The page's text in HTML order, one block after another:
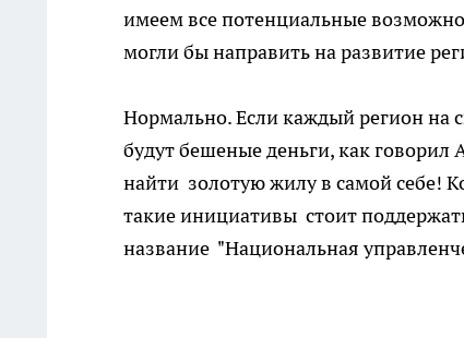
имеем все потенциальные
могли бы направить на развитие
Нормально. Если каждый регион на
будут бешеные деньги, как говорил
найти золотую жилу в самой себе!
такие инициативы стоит
название "Национальная